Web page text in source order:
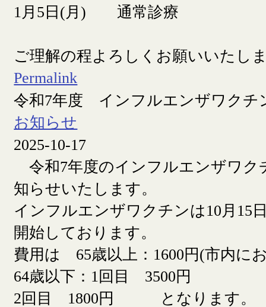
1月5日(月) 通常診療
ご理解の程よろしくお願いいたし
Permalink
令和7年度 インフルエンザワクチ
お知らせ
2025-10-17
令和7年度のインフルエンザワク
知らせいたします。
インフルエンザワクチンは10月15
開始しております。
費用は 65歳以上：1600円(市内に
64歳以下：1回目 3500円
2回目 1800円 となります。